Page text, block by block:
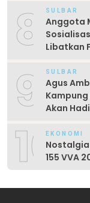
8 SULBAR
Anggota
Libatkan
9 SULBAR
Agus
Akan
10EKONOMI
Nostalgia
155 VVA